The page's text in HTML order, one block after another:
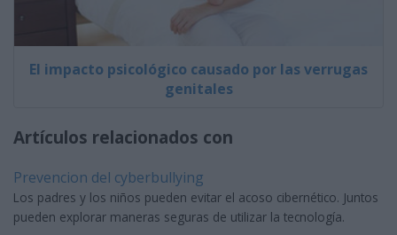
El impacto psicológico causado por las verrugas
genitales
Artículos relacionados con
Prevencion del cyberbullying
Los padres y los niños pueden evitar el acoso cibernético. Juntos
pueden explorar maneras seguras de utilizar la tecnología.